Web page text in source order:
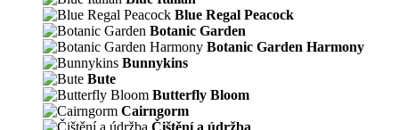
Blue Regal Peacock
Botanic Garden
Botanic Garden Harmony
Bunnykins
Bute
Butterfly Bloom
Cairngorm
Čištění a údržba